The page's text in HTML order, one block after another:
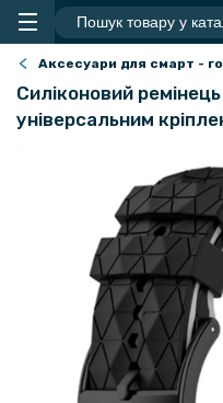
Аксесуари для смарт -
Силіконовий
універсальним